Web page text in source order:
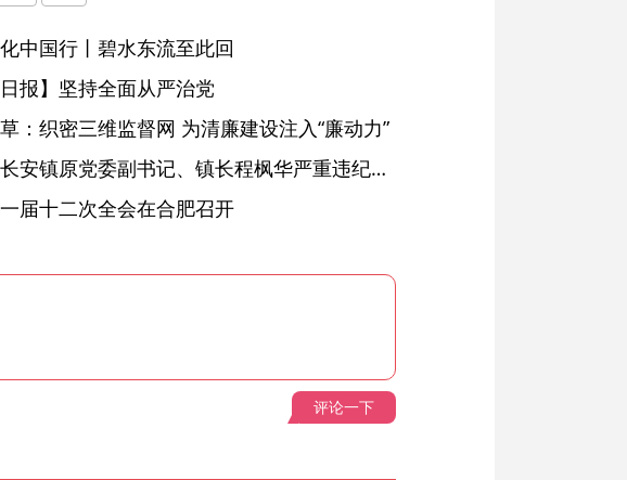
中国行丨碧水东流至此回
日报】坚持全面从严治党
：织密三维监督网 为清廉建设注入“廉动力”
绩溪县长安镇原党委副书记、镇长程枫华严重违纪违法被开除党籍和公职
届十二次全会在合肥召开
评论一下